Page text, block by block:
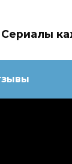
Сериалы